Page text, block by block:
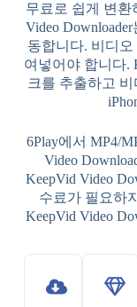
무료로 쉽게 변환
Video
동합니다. 비디
여넣어야 합니다.
크를 추출하고
6Play에서 MP4/
Video
KeepVid Video
수료가 필요하
KeepVid Video